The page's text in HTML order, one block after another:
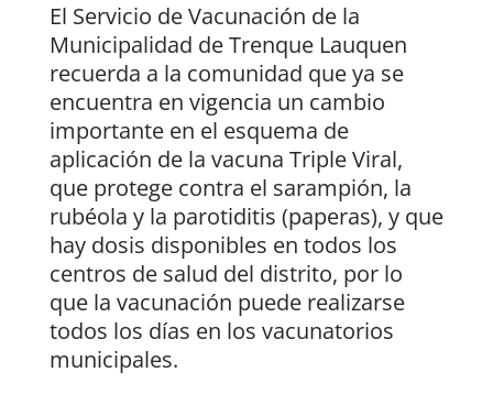
El Servicio de Vacunación de la
Municipalidad de Trenque Lauquen
recuerda a la comunidad que ya se
encuentra en vigencia un cambio
importante en el esquema de
aplicación de la vacuna Triple Viral,
que protege contra el sarampión, la
rubéola y la parotiditis (paperas), y que
hay dosis disponibles en todos los
centros de salud del distrito, por lo
que la vacunación puede realizarse
todos los días en los vacunatorios
municipales.